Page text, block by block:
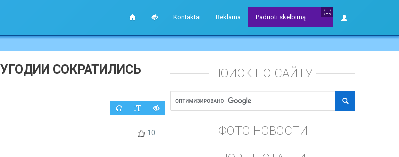
Kontaktai Reklama
(Lt)
Paduoti skelbimą
СОКРАТИЛИСЬ
10
ПОИСК ПО САЙТУ
ФОТО НОВОСТИ